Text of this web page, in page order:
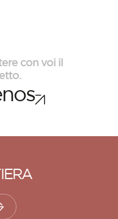
y las
con voi il